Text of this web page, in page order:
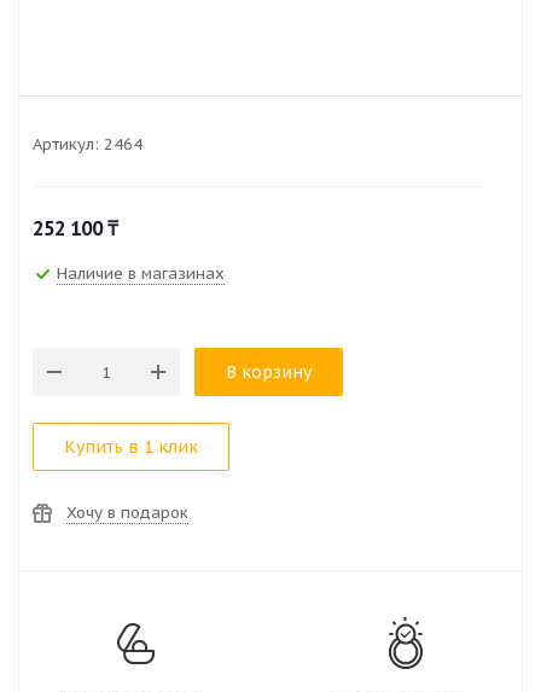
Артикул: 2464
252 100₸
Наличие в магазинах
В корзину
Купить в 1 клик
Хочу в подарок